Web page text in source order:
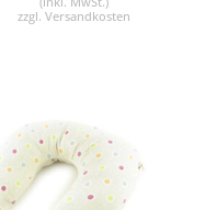
zzgl.Versandkosten